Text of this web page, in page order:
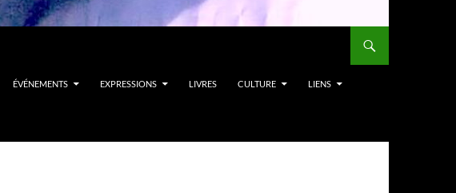
ÉVÉNEMENTS EXPRESSIONS LIVRES CULTURE LIENS